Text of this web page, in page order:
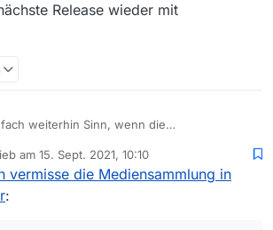
Release wieder mit
weiterhin Sinn, wenn die
schnell nachsehen kann, ob es wirklich ein
nur eine “neue” Wiederholung ist.
mir ja viele zu und die letzte Version
am 15. Sept. 2021, 10:10
editiert von
vermisse die Mediensammlung in
: